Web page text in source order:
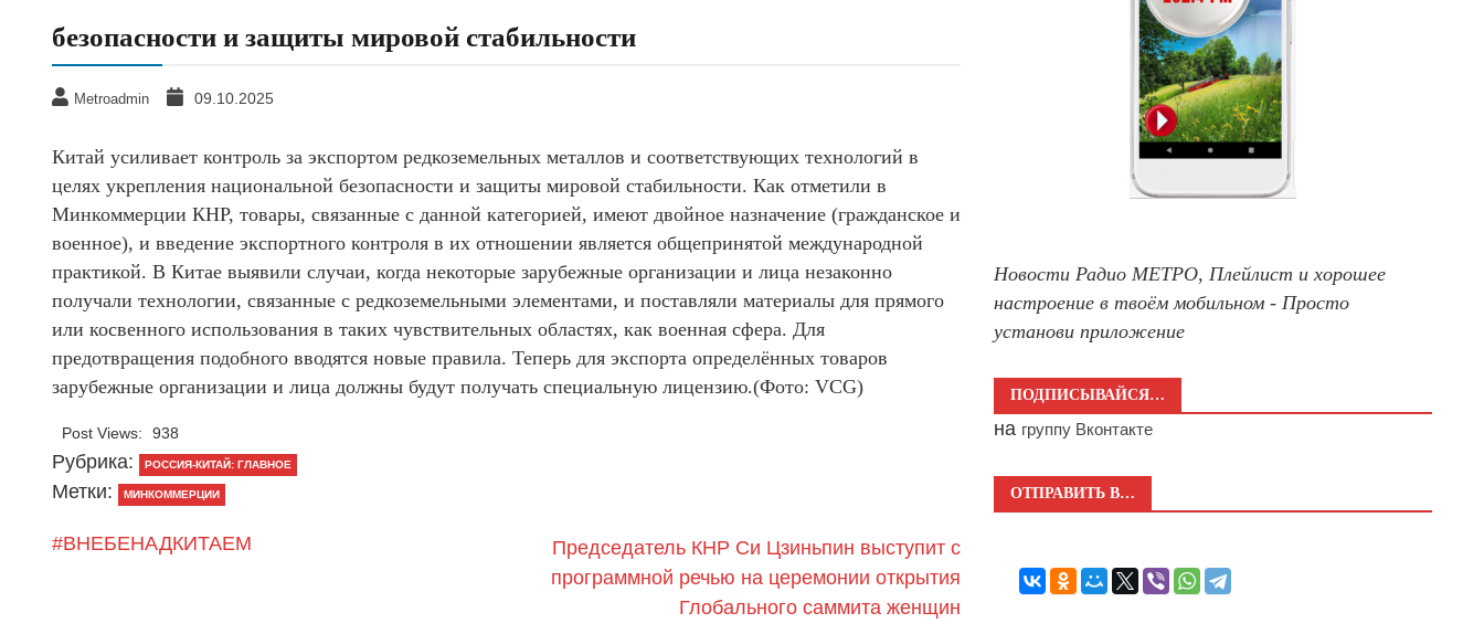
безопасности и защиты мировой стабильности
Metroadmin 09.10.2025
Китай усиливает контроль за экспортом редкоземельных металлов и соответствующих технологий в
целях укрепления национальной безопасности и защиты мировой стабильности. Как отметили в
Минкоммерции КНР, товары, связанные с данной категорией, имеют двойное назначение (гражданское и
военное), и введение экспортного контроля в их отношении является общепринятой международной
практикой. В Китае выявили случаи, когда некоторые зарубежные организации и лица незаконно
получали технологии, связанные с редкоземельными элементами, и поставляли материалы для прямого
или косвенного использования в таких чувствительных областях, как военная сфера. Для
предотвращения подобного вводятся новые правила. Теперь для экспорта определённых товаров
зарубежные организации и лица должны будут получать специальную лицензию.(Фото: VCG)
Post Views: 938
Рубрика: РОССИЯ-КИТАЙ: ГЛАВНОЕ
Метки: МИНКОММЕРЦИИ
#ВНЕБЕНАДКИТАЕМ
Председатель КНР Си Цзиньпин выступит с
программной речью на церемонии открытия
Глобального саммита женщин
Новости Радио МЕТРО, Плейлист и хорошее
настроение в твоём мобильном - Просто
установи приложение
ПОДПИСЫВАЙСЯ…
на группу Вконтакте
ОТПРАВИТЬ В…